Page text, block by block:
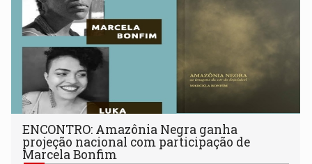
ENCONTRO: Amazônia Negra ganha
projeção nacional com participação de
Marcela Bonfim